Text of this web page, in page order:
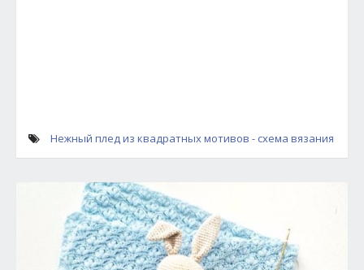
Нежный плед из квадратных мотивов - схема вязания